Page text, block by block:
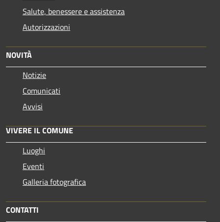
Salute, benessere e assistenza
Autorizzazioni
NOVITÀ
Notizie
Comunicati
Avvisi
VIVERE IL COMUNE
Luoghi
Eventi
Galleria fotografica
CONTATTI